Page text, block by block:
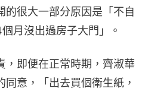
的很大一部分原因是「不自
月沒出過房子大門」。
，即便在正常時期，齊淑華
意，「出去買個衛生紙，